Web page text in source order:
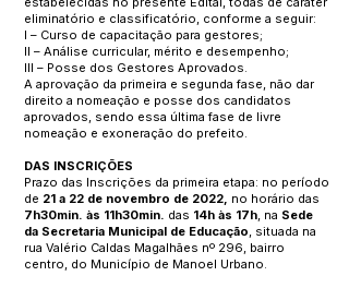
eliminatório e classificatório, conforme a seguir:
I – Curso de capacitação para gestores;
II – Análise curricular, mérito e desempenho;
III – Posse dos Gestores Aprovados.
A aprovação da primeira e segunda fase, não dar
direito a nomeação e posse dos candidatos
aprovados, sendo essa última fase de livre
nomeação e exoneração do prefeito.
DAS INSCRIÇÕES
Prazo das Inscrições da primeira etapa: no período
de 21 a 22 de novembro de 2022, no horário das
7h30min. às 11h30min. das 14h às 17h, na Sede
da Secretaria Municipal de Educação, situada na
rua Valério Caldas Magalhães nº 296, bairro
centro, do Município de Manoel Urbano.